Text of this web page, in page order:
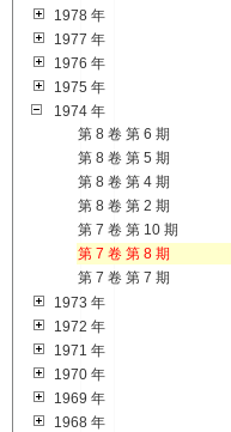
1978 年
1977 年
1976 年
1975 年
1974 年
第 8 卷 第 6 期
第 8 卷 第 5 期
第 8 卷 第 4 期
第 8 卷 第 2 期
第 7 卷 第 10 期
第 7 卷 第 8 期
第 7 卷 第 7 期
1973 年
1972 年
1971 年
1970 年
1969 年
1968 年